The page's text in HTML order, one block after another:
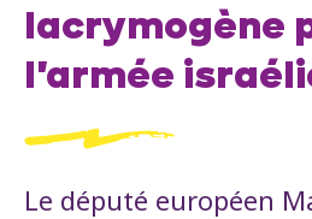
lacrymogène
l'armée
Le député européen